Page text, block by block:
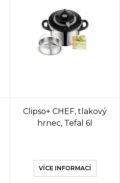
Clipso+ CHEF, tlakový
hrnec, Tefal 6l
VÍCE INFORMACÍ